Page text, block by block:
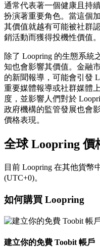
通常代表著一個健康且持
扮演著重要角色。當這個
其價值就越有可能被社群
銷活動而獲得投機性價值。
除了 Loopring 的生態系統
知也會影響其價值。金融
的新聞報導，可能會引發
重要媒體報導或社群媒體
度，並影響人們對於
政府機構的監管發展也會
價格表現。
全球 Loopring 價
目前 Loopring 在其他貨幣
(UTC+0)。
如何購買 Loopring
建立你的免費 Toobit 帳戶